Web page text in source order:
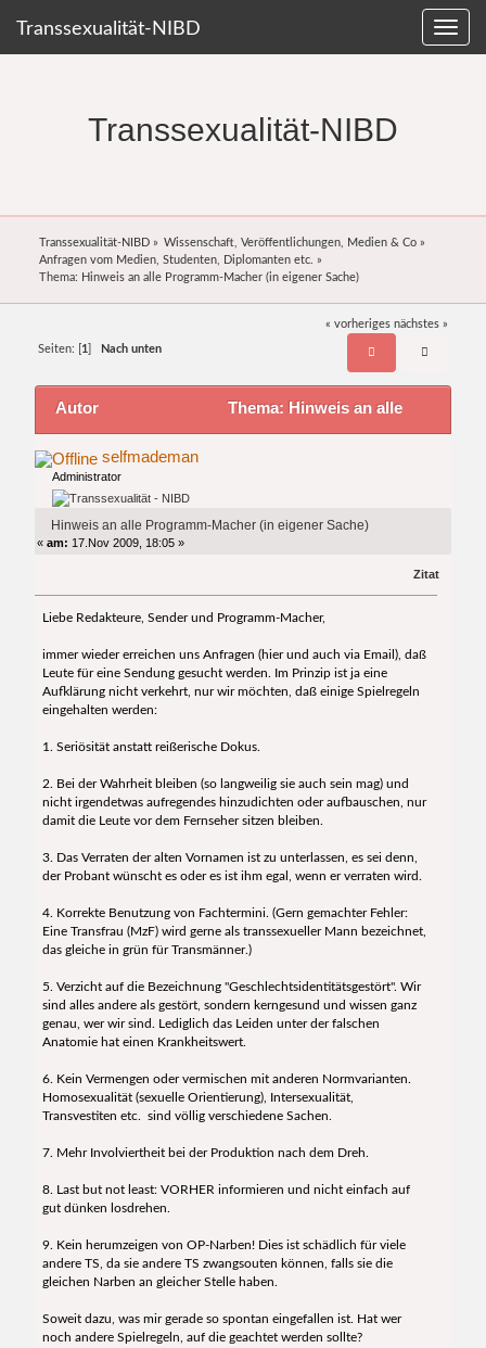
Transsexualität-NIBD
Transsexualität-NIBD
Transsexualität-NIBD» Wissenschaft, Veröffentlichungen, Medien & Co »
Anfragen vom Medien, Studenten, Diplomanten etc. »
Thema: Hinweis an alle Programm-Macher (in eigener Sache)
« vorheriges nächstes »
Seiten: [ 1 Nach unten
Autor Thema: Hinweis an alle
Programm-Macher (in eigener Sache) (Gelesen
19737 mal)
selfmademan
Administrator
Hinweis an alle Programm-Macher (in eigener Sache)
«am: 17.Nov 2009, 18:05 »
Zitat
Liebe Redakteure, Sender und Programm-Macher,
immer wieder erreichen uns Anfragen (hier und auch via Email), daß
Leute für eine Sendung gesucht werden. Im Prinzip ist ja eine
Aufklärung nicht verkehrt, nur wir möchten, daß einige Spielregeln
eingehalten werden:
1. Seriösität anstatt reißerische Dokus.
2. Bei der Wahrheit bleiben (so langweilig sie auch sein mag) und
nicht irgendetwas aufregendes hinzudichten oder aufbauschen, nur
damit die Leute vor dem Fernseher sitzen bleiben.
3. Das Verraten der alten Vornamen ist zu unterlassen, es sei denn,
der Probant wünscht es oder es ist ihm egal, wenn er verraten wird.
4. Korrekte Benutzung von Fachtermini. (Gern gemachter Fehler:
Eine Transfrau (MzF) wird gerne als transsexueller Mann bezeichnet,
das gleiche in grün für Transmänner.)
5. Verzicht auf die Bezeichnung "Geschlechtsidentitätsgestört". Wir
sind alles andere als gestört, sondern kerngesund und wissen ganz
genau, wer wir sind. Lediglich das Leiden unter der falschen
Anatomie hat einen Krankheitswert.
6. Kein Vermengen oder vermischen mit anderen Normvarianten.
Homosexualität (sexuelle Orientierung), Intersexualität,
Transvestiten etc. sind völlig verschiedene Sachen.
7. Mehr Involviertheit bei der Produktion nach dem Dreh.
8. Last but not least: VORHER informieren und nicht einfach auf
gut dünken losdrehen.
9. Kein herumzeigen von OP-Narben! Dies ist schädlich für viele
andere TS, da sie andere TS zwangsouten können, falls sie die
gleichen Narben an gleicher Stelle haben.
Soweit dazu, was mir gerade so spontan eingefallen ist. Hat wer
noch andere Spielregeln, auf die geachtet werden sollte?